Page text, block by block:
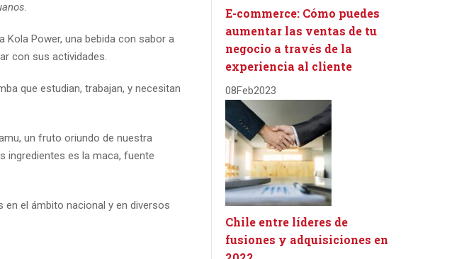
Power, una bebida con sabor a
con sus actividades.
que estudian, trabajan, y necesitan
un fruto oriundo de nuestra
ingredientes es la maca, fuente
en el ámbito nacional y en diversos
E-commerce: Cómo puedes
aumentar las ventas de tu
negocio a través de la
experiencia al cliente
08Feb2023
Chile entre líderes de
fusiones y adquisiciones en